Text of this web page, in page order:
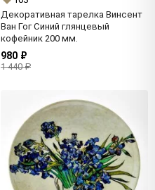
Декоративная тарелка Винсент
Ван Гог Синий глянцевый
кофейник 200 мм.
980 ₽
1 440 ₽